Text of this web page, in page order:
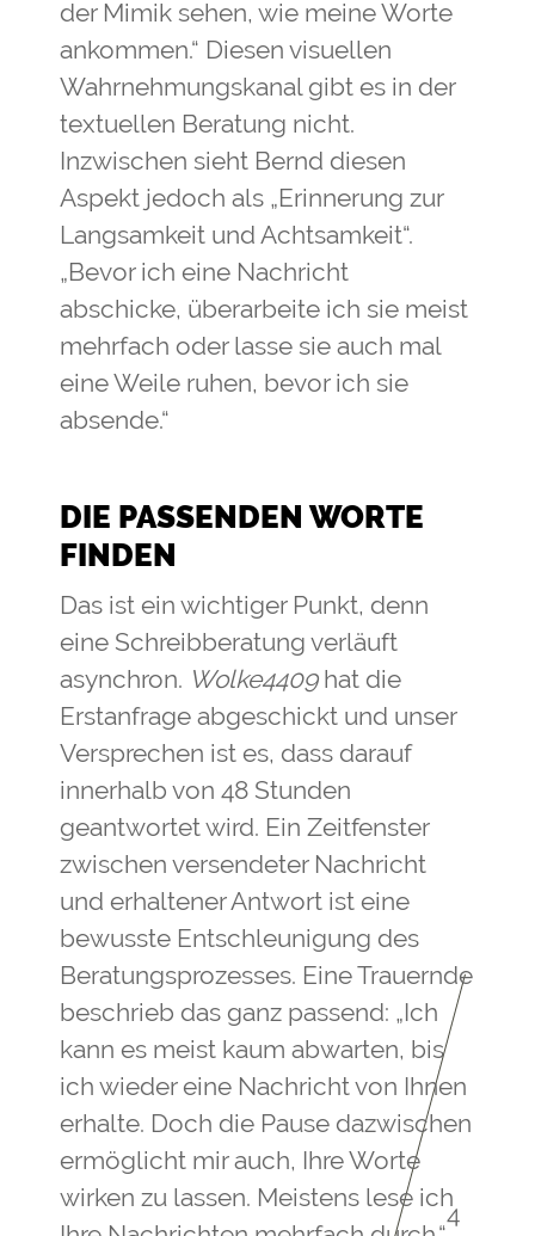
der Mimik sehen, wie meine Worte
ankommen.“ Diesen visuellen
Wahrnehmungskanal gibt es in der
textuellen Beratung nicht.
Inzwischen sieht Bernd diesen
Aspekt jedoch als „Erinnerung zur
Langsamkeit und Achtsamkeit“.
„Bevor ich eine Nachricht
abschicke, überarbeite ich sie meist
mehrfach oder lasse sie auch mal
eine Weile ruhen, bevor ich sie
absende.“
DIE PASSENDEN WORTE
FINDEN
Das ist ein wichtiger Punkt, denn
eine Schreibberatung verläuft
asynchron. Wolke4409hat die
Erstanfrage abgeschickt und unser
Versprechen ist es, dass darauf
innerhalb von 48 Stunden
geantwortet wird. Ein Zeitfenster
zwischen versendeter Nachricht
und erhaltener Antwort ist eine
bewusste Entschleunigung des
Beratungsprozesses. Eine Trauernde
beschrieb das ganz passend: „Ich
kann es meist kaum abwarten, bis
ich wieder eine Nachricht von Ihnen
erhalte. Doch die Pause dazwischen
ermöglicht mir auch, Ihre Worte
wirken zu lassen. Meistens lese ich
4